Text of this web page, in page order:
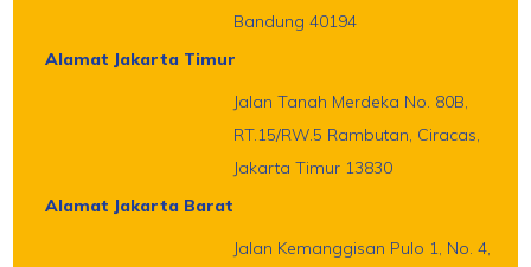
Bandung 40194
Alamat Jakarta Timur
Jalan Tanah Merdeka No. 80B,
RT.15/RW.5 Rambutan, Ciracas,
Jakarta Timur 13830
Alamat Jakarta Barat
Jalan Kemanggisan Pulo 1, No. 4,